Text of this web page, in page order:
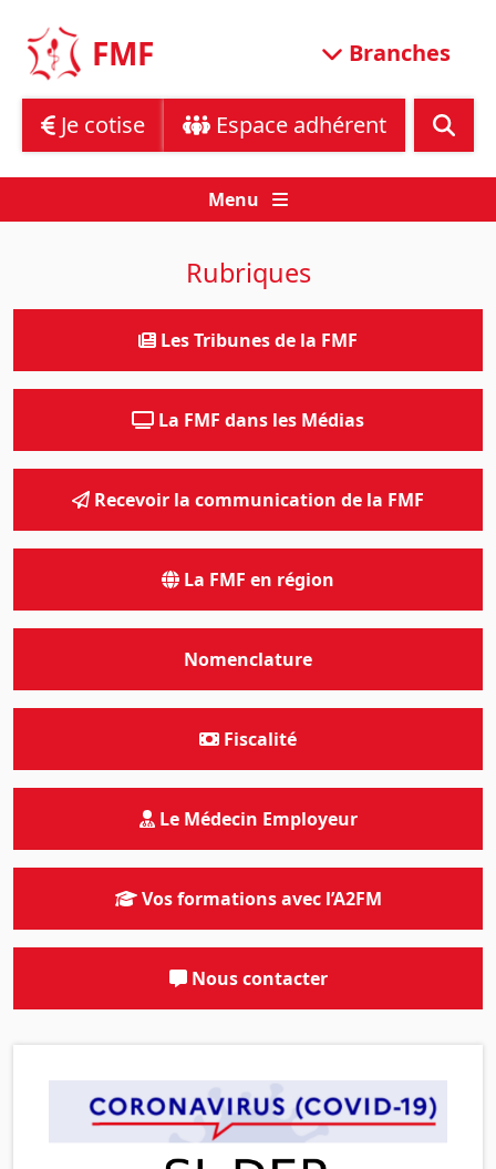
content
FMF Branches
Je cotise Espace adhérent
Menu
Rubriques
Les Tribunes de la FMF
La FMF dans les Médias
Recevoir la communication de la FMF
La FMF en région
Nomenclature
Fiscalité
Le Médecin Employeur
Vos formations avec l’A2FM
Nous contacter